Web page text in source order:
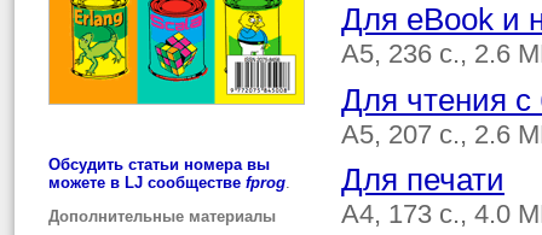
Обсудить статьи номера вы
можете в LJ сообществе fprog
Дополнительные материалы
Для eBook и
A5, 236 с., 2.6
Для чтения с
A5, 207 с., 2.6
Для печати
A4, 173 с., 4.0